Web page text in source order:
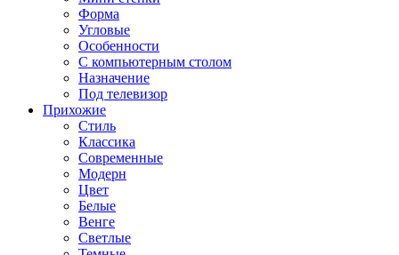
Форма
Угловые
Особенности
С компьютерным столом
Назначение
Под телевизор
Прихожие
Стиль
Классика
Современные
Модерн
Цвет
Белые
Венге
Светлые